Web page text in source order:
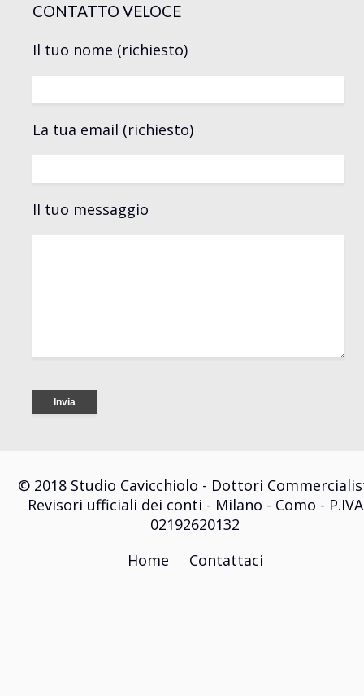
CONTATTO VELOCE
Il tuo nome (richiesto)
La tua email (richiesto)
Il tuo messaggio
© 2018 Studio Cavicchiolo - Dottori
Revisori ufficiali dei conti - Milano - Como - P.IVA
02192620132
Home
Contattaci